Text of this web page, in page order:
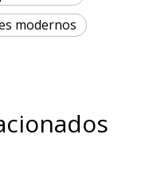
modernos